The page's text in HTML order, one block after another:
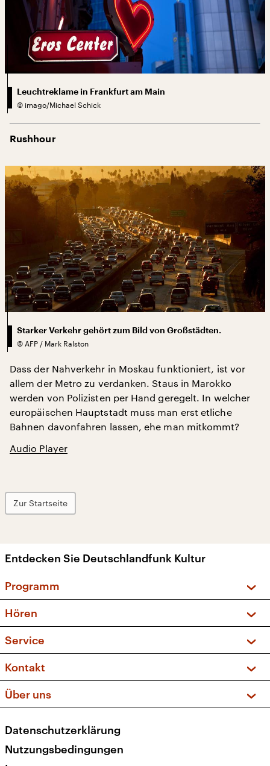
Leuchtreklame in Frankfurt am Main
© imago/Michael Schick
Rushhour
Starker Verkehr gehört zum Bild von Großstädten.
© AFP / Mark Ralston
Dass der Nahverkehr in Moskau funktioniert, ist vor
allem der Metro zu verdanken. Staus in Marokko
werden von Polizisten per Hand geregelt. In welcher
europäischen Hauptstadt muss man erst etliche
Bahnen davonfahren lassen, ehe man mitkommt?
Audio Player
Zur Startseite
Entdecken Sie Deutschlandfunk Kultur
Programm
Sendungen und Podcasts
Musikliste
Kakadu – Das Kinderprogramm
Hören
Frequenzen (UKW + DAB+)
Service
FAQ
Apps
Newsletter
Kontakt
Social Media
Über uns
Presse
Karriere
Datenschutzerklärung
Nutzungsbedingungen